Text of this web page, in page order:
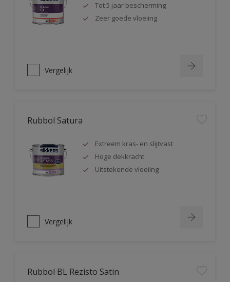
Tot 5 jaar bescherming
Zeer goede vloeiing
Vergelijk
Rubbol Satura
Extreem kras- en slijtvast
Hoge dekkracht
Uitstekende vloeiing
Vergelijk
Rubbol BL Rezisto Satin